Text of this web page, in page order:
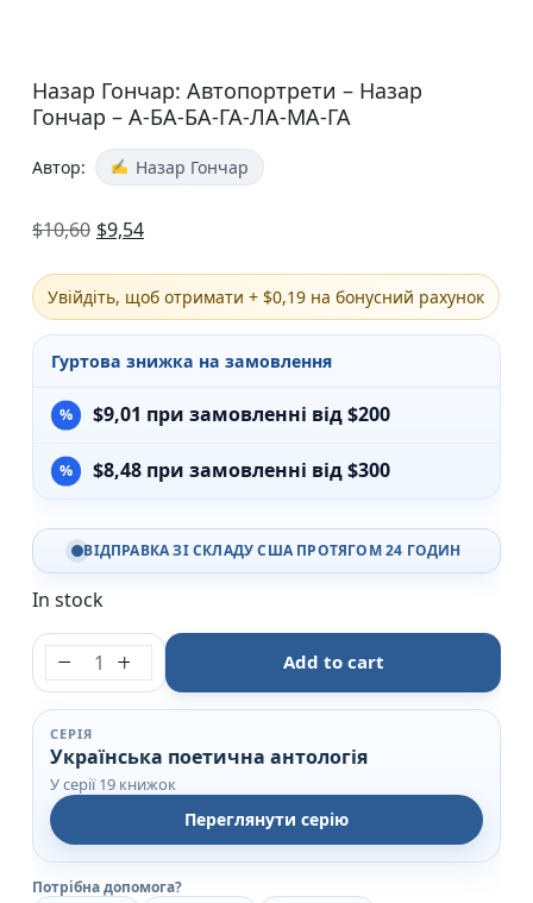
Назар Гончар: Автопортрети – Назар
Гончар – А-БА-БА-ГА-ЛА-МА-ГА
Автор: Назар Гончар
$10,60 $9,54
Увійдіть, щоб отримати + $0,19 на бонусний рахунок
Гуртова знижка на замовлення
$9,01 при замовленні від $200
$8,48 при замовленні від $300
ВІДПРАВКА ЗІ СКЛАДУ США ПРОТЯГОМ 24 ГОДИН
In stock
Назар Гончар: Автопортрети - Назар Гончар - А-
Add to cart
СЕРІЯ
Українська поетична антологія
У серії 19 книжок
Переглянути серію
Потрібна допомога?